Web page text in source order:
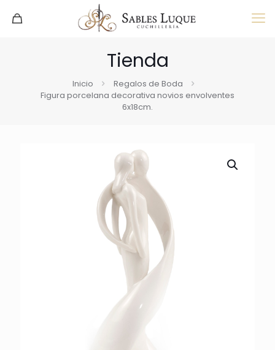
Tienda
Inicio
Regalos de Boda
Figura porcelana decorativa novios envolventes
6x18cm.